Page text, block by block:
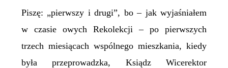
Piszę: „pierwszy i drugi”, bo – jak wyjaśniałem
w czasie owych Rekolekcji – po pierwszych
trzech miesiącach wspólnego mieszkania, kiedy
była przeprowadzka, Ksiądz Wicerektor